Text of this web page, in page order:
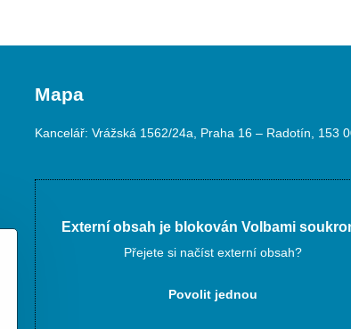
Mapa
Kancelář: Vrážská 1562/24a, Praha 16 – Radotín, 153
Externí obsah je blokován Volbami
Přejete si načíst externí obsah?
Povolit jednou